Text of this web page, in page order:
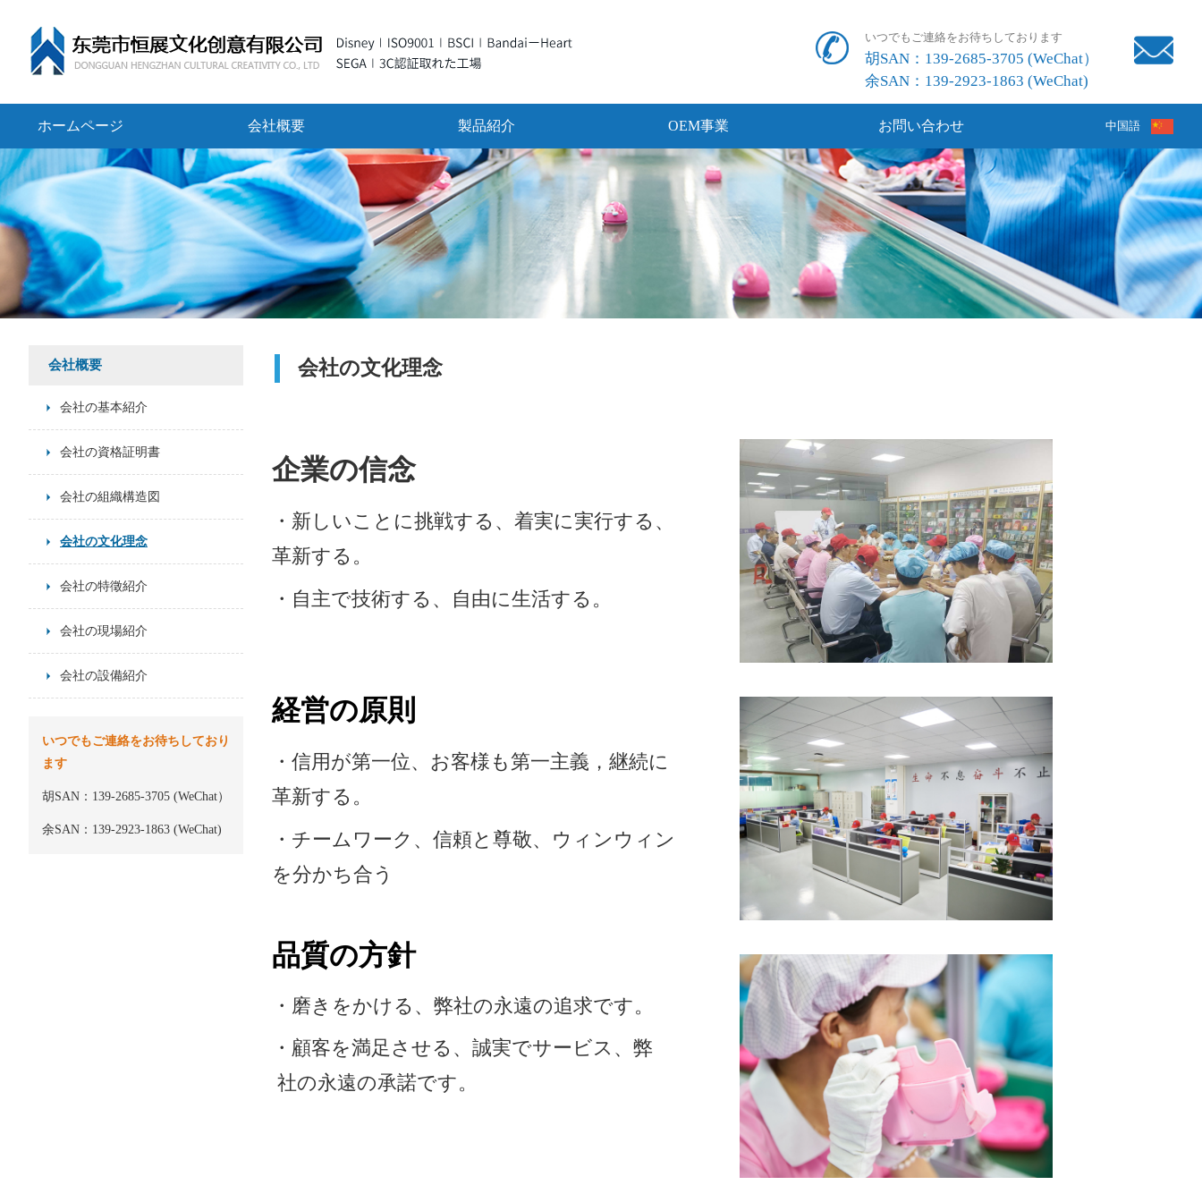
いつでもご連絡をお待ちしております
胡SAN：139-2685-3705 (WeChat）
余SAN：139-2923-1863 (WeChat)
ホームページ 会社概要 製品紹介 OEM事業 お問い合わせ 中国語
会社概要
会社の基本紹介
会社の資格証明書
会社の組織構造図
会社の文化理念
会社の特徵紹介
会社の現場紹介
会社の設備紹介
いつでもご連絡をお待ちしており
ます
胡SAN：139-2685-3705 (WeChat）
余SAN：139-2923-1863 (WeChat)
会社の文化理念
企業の信念
・新しいことに挑戦する、着実に実行する、
革新する。
・自主で技術する、自由に生活する。
経営の原則
・信用が第一位、お客様も第一主義，継続に
革新する。
・ チームワーク、信頼と尊敬、ウィンウィン
を分かち合う
品質の方針
・磨きをかける、弊社の永遠の追求です。
・顧客を満足させる、誠実でサービス、弊
社の永遠の承諾です。